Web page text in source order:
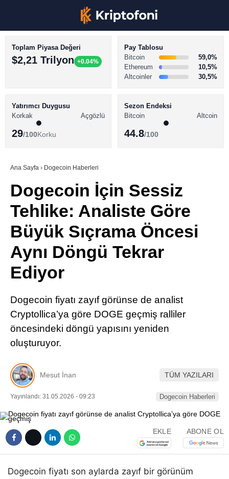
Youtube
TikTok
Telegram
BİTCOİN HABERLERİ
ALTCOİN HABERLERİ
SÖZLÜK
Toplam Piyasa Değeri
$2,21 Trilyon +0.04%
Pay Tablosu
Bitcoin
59,0%
Ethereum
10,5%
Altcoinler
30,5%
Yatırımcı Duygusu
Korkak
Açgözlü
29/100Korku
Sezon Endeksi
Bitcoin
Altcoin
44.8/100
Ana Sayfa › Dogecoin Haberleri
Dogecoin İçin Sessiz
Tehlike: Analiste Göre
Büyük Sıçrama Öncesi
Aynı Döngü Tekrar
Ediyor
Dogecoin fiyatı zayıf görünse de analist
Cryptollica’ya göre DOGE geçmiş ralliler
öncesindeki döngü yapısını yeniden
oluşturuyor.
Mesut İnan TÜM YAZILARI
Yayınlandı: 31.05.2026 - 09:23 Dogecoin Haberleri
EKLE ABONE OL
Dogecoin fiyatı son aylarda zayıf bir görünüm